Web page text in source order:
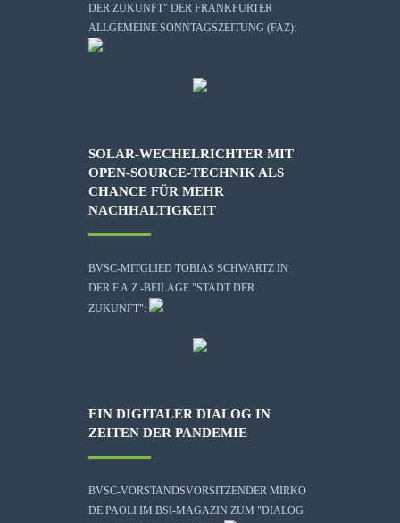
DER ZUKUNFT" DER FRANKFURTER
ALLGEMEINE SONNTAGSZEITUNG (FAZ):
SOLAR-WECHELRICHTER MIT
OPEN-SOURCE-TECHNIK ALS
CHANCE FÜR MEHR
NACHHALTIGKEIT
BVSC-MITGLIED TOBIAS SCHWARTZ IN
DER F.A.Z.-BEILAGE "STADT DER
ZUKUNFT":
EIN DIGITALER DIALOG IN
ZEITEN DER PANDEMIE
BVSC-VORSTANDSVORSITZENDER MIRKO
DE PAOLI IM BSI-MAGAZIN ZUM "DIALOG